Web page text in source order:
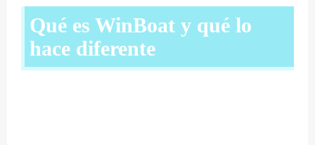
Qué es WinBoat y qué lo
hace diferente